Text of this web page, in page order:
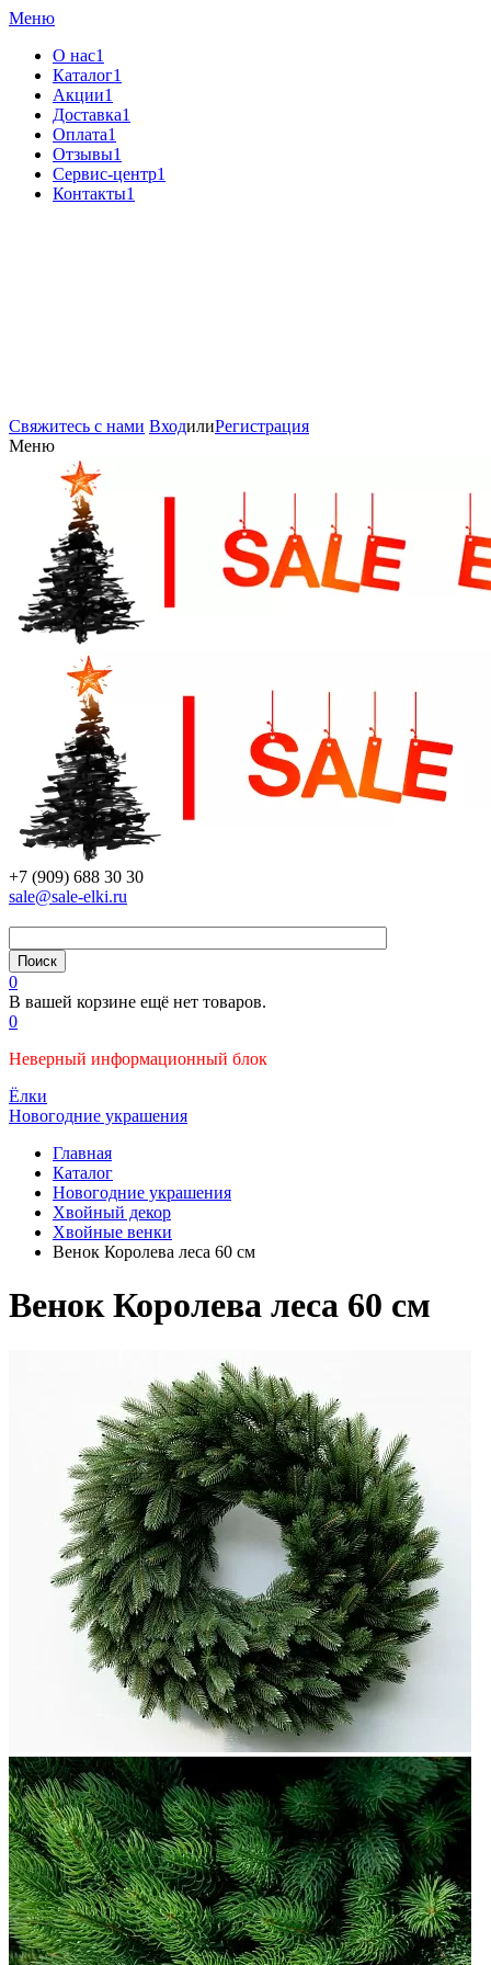
Меню
О нас1
Каталог1
Акции1
Доставка1
Оплата1
Отзывы1
Сервис-центр1
Контакты1
Свяжитесь с нами ВходилиРегистрация
Меню
+7 (909) 688 30 30
sale@sale-elki.ru
0
В вашей корзине ещё нет товаров.
0
Неверный информационный блок
Ёлки
Новогодние украшения
Главная
Каталог
Новогодние украшения
Хвойный декор
Хвойные венки
Венок Королева леса 60 см
Венок Королева леса 60 см